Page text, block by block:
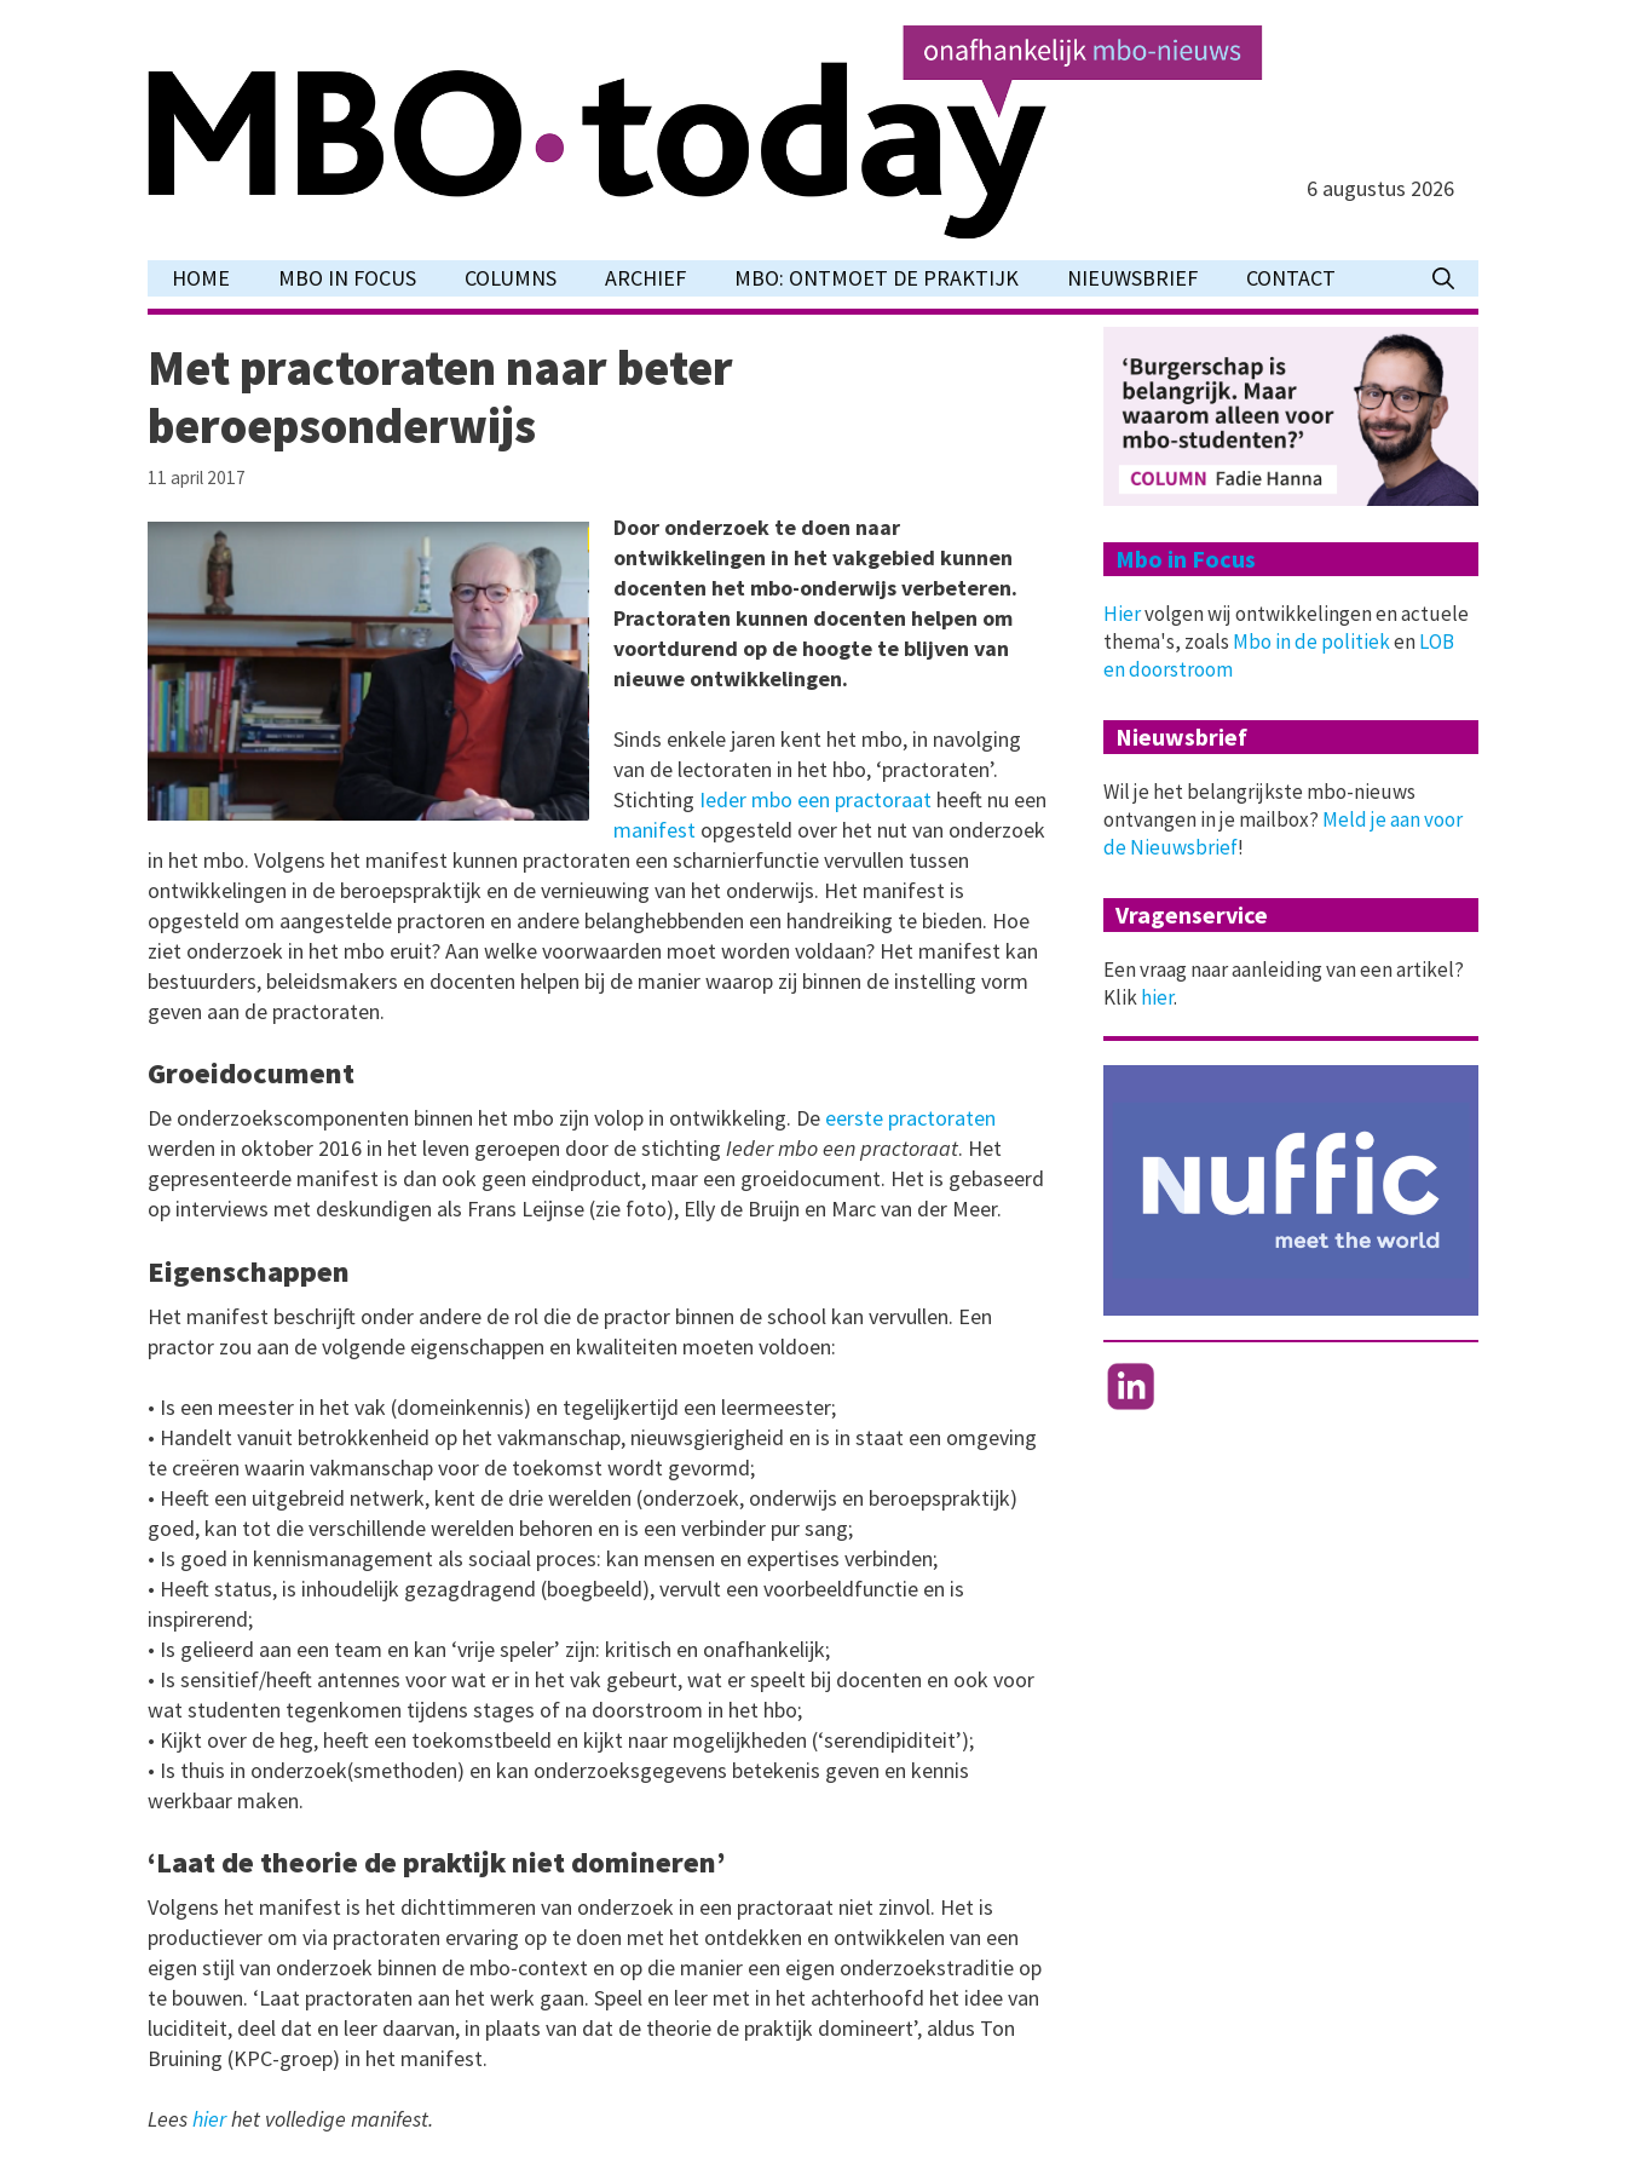
6 augustus 2026
HOME MBO IN FOCUS COLUMNS ARCHIEF MBO: ONTMOET DE PRAKTIJK NIEUWSBRIEF CONTACT
Met practoraten naar beter
beroepsonderwijs
11 april 2017
Door onderzoek te doen naar
ontwikkelingen in het vakgebied kunnen
docenten het mbo-onderwijs verbeteren.
Practoraten kunnen docenten helpen om
voortdurend op de hoogte te blijven van
nieuwe ontwikkelingen.
Sinds enkele jaren kent het mbo, in navolging
van de lectoraten in het hbo, ‘practoraten’.
Stichting Ieder mbo een practoraat heeft nu een
manifest opgesteld over het nut van onderzoek
in het mbo. Volgens het manifest kunnen practoraten een scharnierfunctie vervullen tussen
ontwikkelingen in de beroepspraktijk en de vernieuwing van het onderwijs. Het manifest is
opgesteld om aangestelde practoren en andere belanghebbenden een handreiking te bieden. Hoe
ziet onderzoek in het mbo eruit? Aan welke voorwaarden moet worden voldaan? Het manifest kan
bestuurders, beleidsmakers en docenten helpen bij de manier waarop zij binnen de instelling vorm
geven aan de practoraten.
Groeidocument
De onderzoekscomponenten binnen het mbo zijn volop in ontwikkeling. De eerste practoraten
werden in oktober 2016 in het leven geroepen door de stichting Ieder mbo een practoraat. Het
gepresenteerde manifest is dan ook geen eindproduct, maar een groeidocument. Het is gebaseerd
op interviews met deskundigen als Frans Leijnse (zie foto), Elly de Bruijn en Marc van der Meer.
Eigenschappen
Het manifest beschrijft onder andere de rol die de practor binnen de school kan vervullen. Een
practor zou aan de volgende eigenschappen en kwaliteiten moeten voldoen:
• Is een meester in het vak (domeinkennis) en tegelijkertijd een leermeester;
• Handelt vanuit betrokkenheid op het vakmanschap, nieuwsgierigheid en is in staat een omgeving
te creëren waarin vakmanschap voor de toekomst wordt gevormd;
• Heeft een uitgebreid netwerk, kent de drie werelden (onderzoek, onderwijs en beroepspraktijk)
goed, kan tot die verschillende werelden behoren en is een verbinder pur sang;
• Is goed in kennismanagement als sociaal proces: kan mensen en expertises verbinden;
• Heeft status, is inhoudelijk gezagdragend (boegbeeld), vervult een voorbeeldfunctie en is
inspirerend;
• Is gelieerd aan een team en kan ‘vrije speler’ zijn: kritisch en onafhankelijk;
• Is sensitief/heeft antennes voor wat er in het vak gebeurt, wat er speelt bij docenten en ook voor
wat studenten tegenkomen tijdens stages of na doorstroom in het hbo;
• Kijkt over de heg, heeft een toekomstbeeld en kijkt naar mogelijkheden (‘serendipiditeit’);
• Is thuis in onderzoek(smethoden) en kan onderzoeksgegevens betekenis geven en kennis
werkbaar maken.
‘Laat de theorie de praktijk niet domineren’
Volgens het manifest is het dichttimmeren van onderzoek in een practoraat niet zinvol. Het is
productiever om via practoraten ervaring op te doen met het ontdekken en ontwikkelen van een
eigen stijl van onderzoek binnen de mbo-context en op die manier een eigen onderzoekstraditie op
te bouwen. ‘Laat practoraten aan het werk gaan. Speel en leer met in het achterhoofd het idee van
luciditeit, deel dat en leer daarvan, in plaats van dat de theorie de praktijk domineert’, aldus Ton
Bruining (KPC-groep) in het manifest.
Leeshierhet volledige manifest.
Mbo in Focus
Hiervolgen wij ontwikkelingen en actuele
thema's, zoals Mbo in de politiekenLOB
en doorstroom
Nieuwsbrief
Wil je het belangrijkste mbo-nieuws
ontvangen in je mailbox? Meld je aan voor
de Nieuwsbrief!
Vragenservice
Een vraag naar aanleiding van een artikel?
Klikhier.